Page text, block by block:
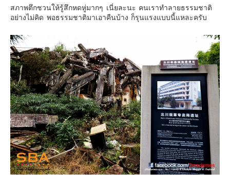
สภาพตึกชวนให้รู้สึกหดหู่มากๆ เนี่ยละนะ คนเราทำลายธรรมชาติ
อย่างไม่คิด พอธรรมชาติมาเอาคืนบ้าง ก็รุนแรงแบบนี้แหละครับ